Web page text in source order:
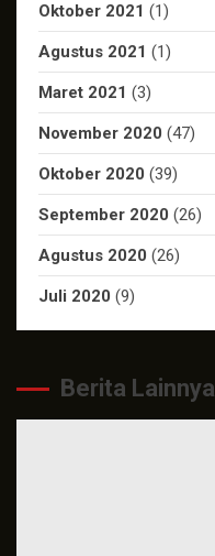
Oktober 2021 (1)
Agustus 2021 (1)
Maret 2021 (3)
November 2020 (47)
Oktober 2020 (39)
September 2020 (26)
Agustus 2020 (26)
Juli 2020 (9)
Berita Lainnya